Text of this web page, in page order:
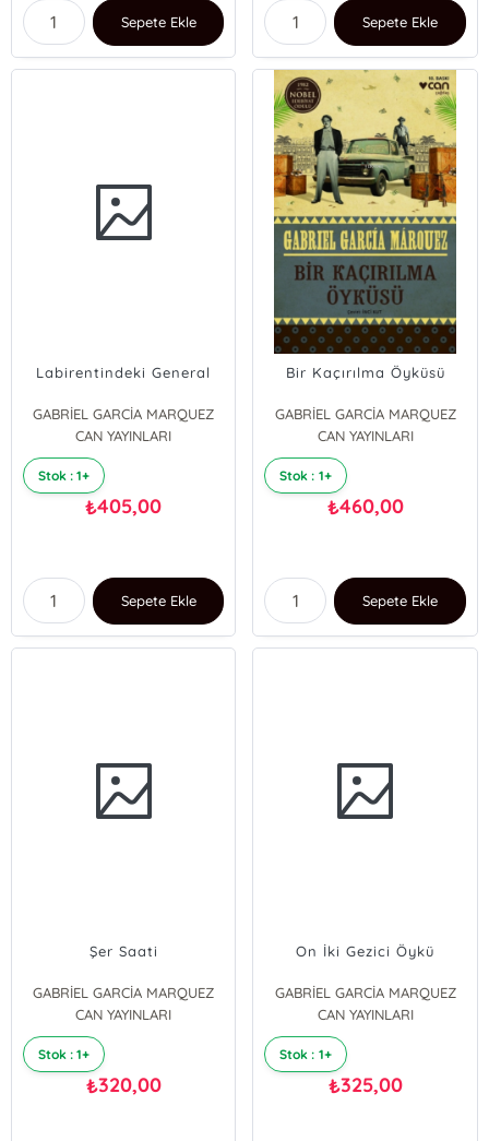
Sepete Ekle Sepete Ekle
Labirentindeki General
GABRİEL GARCİA MARQUEZ
CAN YAYINLARI
Stok : 1+
₺405,00
Sepete Ekle
Bir Kaçırılma Öyküsü
GABRİEL GARCİA MARQUEZ
CAN YAYINLARI
Stok : 1+
₺460,00
Sepete Ekle
Şer Saati
GABRİEL GARCİA MARQUEZ
CAN YAYINLARI
Stok : 1+
₺320,00
On İki Gezici Öykü
GABRİEL GARCİA MARQUEZ
CAN YAYINLARI
Stok : 1+
₺325,00